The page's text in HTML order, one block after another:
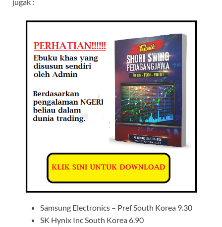
Samsung Electronics – Pref South Korea 9.30
SK Hynix Inc South Korea 6.90